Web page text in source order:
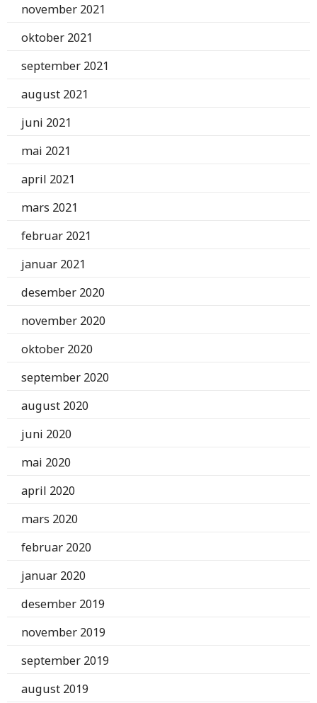
november 2021
oktober 2021
september 2021
august 2021
juni 2021
mai 2021
april 2021
mars 2021
februar 2021
januar 2021
desember 2020
november 2020
oktober 2020
september 2020
august 2020
juni 2020
mai 2020
april 2020
mars 2020
februar 2020
januar 2020
desember 2019
november 2019
september 2019
august 2019